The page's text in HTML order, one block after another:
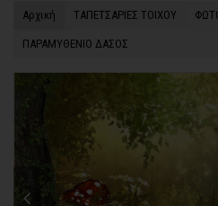
Αρχική TΑΠΕΤΣΑΡΙΕΣ ΤΟΙΧΟΥ
ΠΑΡΑΜΥΘΕΝΙΟ ΔΑΣΟΣ